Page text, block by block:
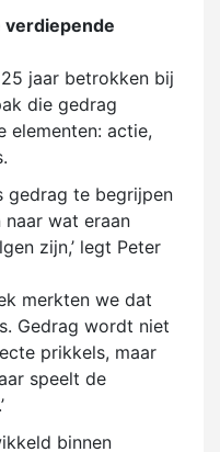
verdiepende
jaar betrokken bij
die gedrag
elementen: actie,
gedrag te begrijpen
wat eraan
zijn,’ legt Peter
merkten we dat
Gedrag wordt niet
prikkels, maar
speelt de
binnen